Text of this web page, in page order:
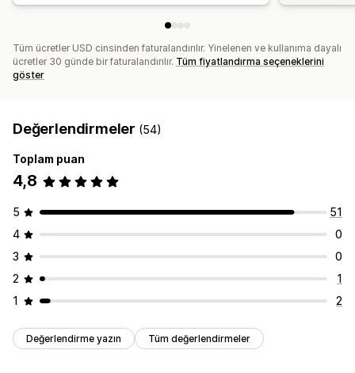
Tüm ücretler USD cinsinden faturalandırılır. Yinelenen ve kullanıma dayalı
ücretler 30 günde bir faturalandırılır. Tüm fiyatlandırma seçeneklerini
göster
Değerlendirmeler (54)
Toplam puan
4,8
5
51
4
0
3
0
2
1
1
2
Değerlendirme yazın Tüm değerlendirmeler